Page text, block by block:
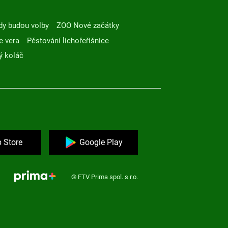
budou volby
ZOO Nové začátky
vera
Pěstování lichořeřišnice
koláč
Store Google Play
© FTV Prima spol. s r.o.